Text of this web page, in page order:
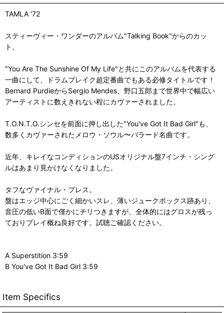
TAMLA '72
スティーヴィー・ワンダーのアルバム"Talking Book"からのカッ
ト。
"You Are The Sunshine Of My Life"と共にこのアルバムを代表する
一曲にして、ドラムブレイク超定番曲でもある必修タイトルです！
Bernard PurdieからSergio Mendes、野口五郎まで世界中で幅広い
アーティストに数えきれない程にカヴァーされました。
T.O.N.T.O.シンセを前面に押し出した"You've Got It Bad Girl"も、
数多くカヴァーされたメロウ・ソウル〜バラード名曲です。
近年、キレイなコンディションのUSオリジナル盤7インチ・シング
ルはあまり見かけなくなりました。
タフなヴァイナル・プレス。
盤はエッジ中心にごく細かいスレ、薄いジュークボックス跡あり、
音圧の低いB面で僅かにチリつきますが、全体的にはグロスが残っ
ておりプレイ概ね良好です。試聴ご確認ください。
A Superstition 3:59
B You've Got It Bad Girl 3:59
Item Specifics